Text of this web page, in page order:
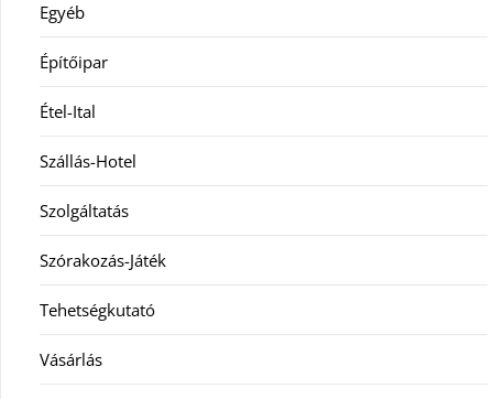
Egyéb
Építőipar
Étel-Ital
Szállás-Hotel
Szolgáltatás
Szórakozás-Játék
Tehetségkutató
Vásárlás